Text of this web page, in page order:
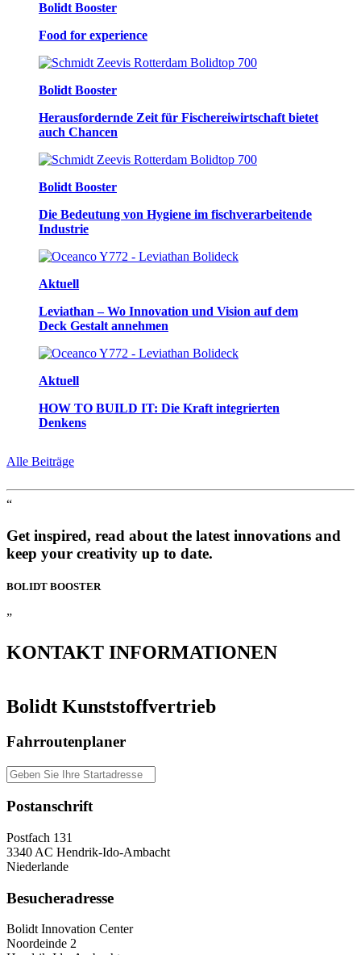
Bolidt Booster
Food for experience
Bolidt Booster
Herausfordernde Zeit für Fischereiwirtschaft bietet
auch Chancen
Bolidt Booster
Die Bedeutung von Hygiene im fischverarbeitende
Industrie
Aktuell
Leviathan – Wo Innovation und Vision auf dem
Deck Gestalt annehmen
Aktuell
HOW TO BUILD IT: Die Kraft integrierten
Denkens
Alle Beiträge
“
Get inspired, read about the latest innovations and
keep your creativity up to date.
BOLIDT BOOSTER
”
KONTAKT INFORMATIONEN
Bolidt Kunststoffvertrieb
Fahrroutenplaner
Postanschrift
Postfach 131
3340 AC Hendrik-Ido-Ambacht
Niederlande
Besucheradresse
Bolidt Innovation Center
Noordeinde 2